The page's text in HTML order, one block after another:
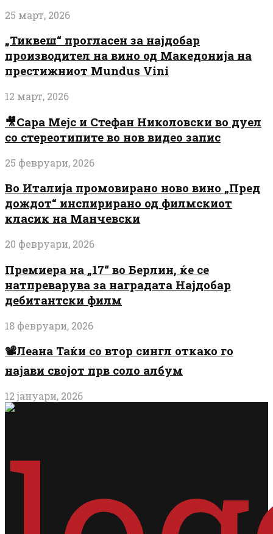
25 март, 2026
„Тиквеш“ прогласен за најдобар
производител на вино од Македонија на
престижниот Mundus Vini
12 март, 2026
🎥Сара Мејс и Стефан Николовски во дуел
со стереотипите во нов видео запис
25 февруари, 2026
Во Италија промовирано ново вино „Пред
дождот“ инспирирано од филмскиот
класик на Манчевски
20 февруари, 2026
Премиера на „17“ во Берлин, ќе се
натпреварува за наградата Најдобар
дебитантски филм
18 февруари, 2026
📽️Леана Таќи со втор сингл откако го
најави својот прв соло албум
12 јануари, 2026